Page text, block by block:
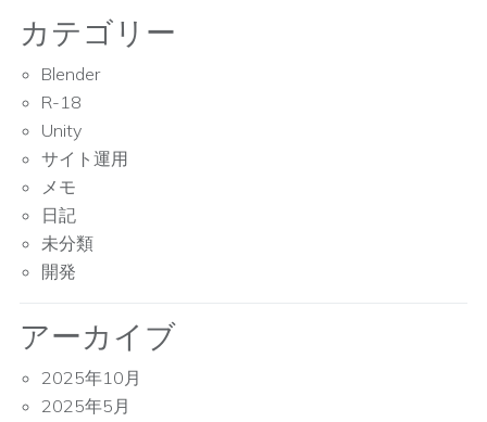
カテゴリー
Blender
R-18
Unity
サイト運用
メモ
日記
未分類
開発
アーカイブ
2025年10月
2025年5月